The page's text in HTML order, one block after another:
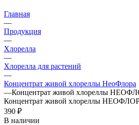
Главная
—
Продукция
—
Хлорелла
—
Хлорелла для растений
—
Концентрат живой хлореллы НеоФлора
—Концентрат живой хлореллы
Концентрат живой хлореллы
390 ₽
В наличии